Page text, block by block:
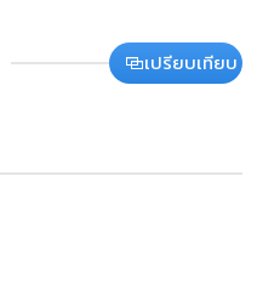
เปรียบเทียบ